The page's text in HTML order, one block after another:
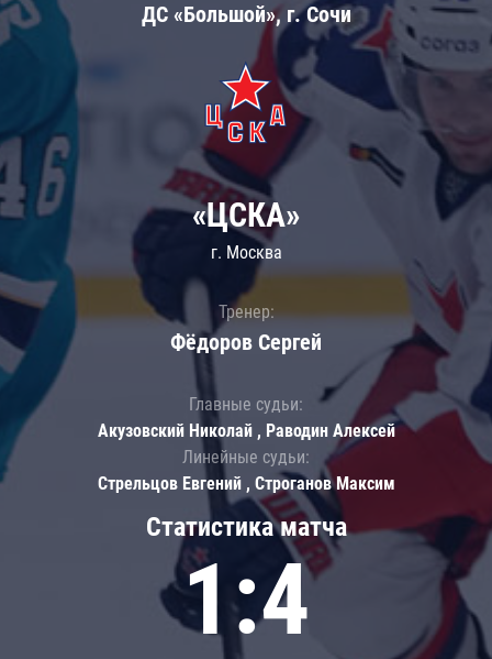
ДС «Большой», г. Сочи
Статистика матча
1:4
«ЦСКА»
г. Москва
Тренер:
Фёдоров Сергей
Главные судьи:
Акузовский Николай , Раводин Алексей
Линейные судьи:
Стрельцов Евгений , Строганов Максим